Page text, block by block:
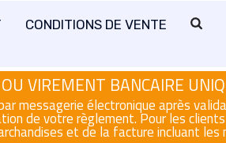
CONDITIONS DE VENTE
VIREMENT BANCAIRE
messagerie électronique après
de votre règlement. Pour les
et de la facture incluant les